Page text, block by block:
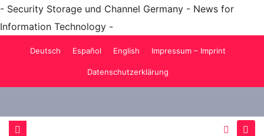
- Security Storage und Channel Germany - News for
Information Technology -
Deutsch Español English Impressum – Imprint
Datenschutzerklärung